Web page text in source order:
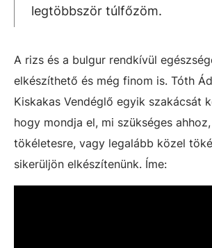
legtöbbször túlfőzöm.
A rizs és a bulgur rendkívül
elkészíthető és még finom is. Tóth
Kiskakas Vendéglő egyik szakácsát
hogy mondja el, mi szükséges
tökéletesre, vagy legalább közel
sikerüljön elkészítenünk. Íme: